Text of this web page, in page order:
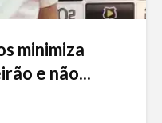
minimiza
e não...